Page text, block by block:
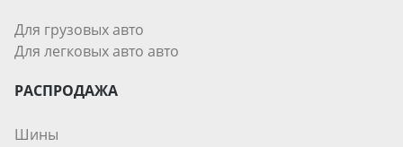
Для грузовых авто
Для легковых авто авто
РАСПРОДАЖА
Шины